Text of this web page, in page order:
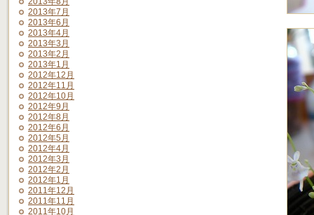
2013年7月
2013年6月
2013年4月
2013年3月
2013年2月
2013年1月
2012年12月
2012年11月
2012年10月
2012年9月
2012年8月
2012年6月
2012年5月
2012年4月
2012年3月
2012年2月
2012年1月
2011年12月
2011年11月
2011年10月